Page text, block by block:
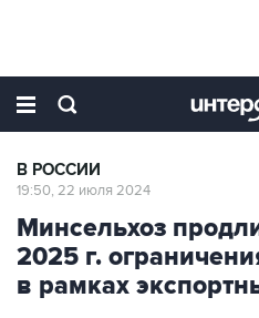
В РОССИИ
19:50, 22 июля 2024
Минсельхоз
2025 г.
в рамках